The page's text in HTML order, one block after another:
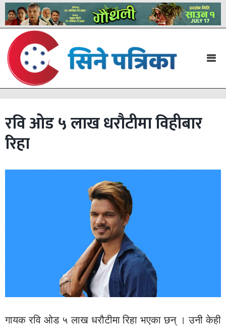
रवि ओड ५ लाख धरौटीमा विहीबार
रिहा
गायक रवि ओड ५ लाख धरौटीमा रिहा भएका छन् । उनी केही